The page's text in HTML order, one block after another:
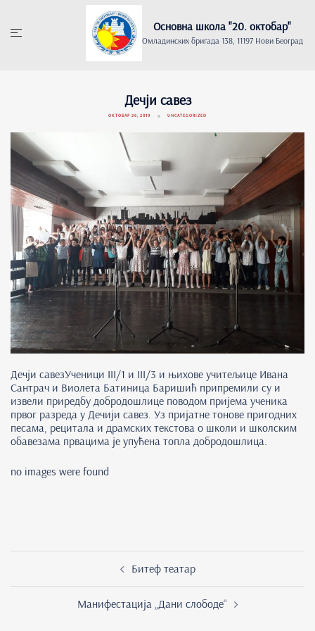
content
Основна школа "20. oктобар"
Омладинских бригада 138, 11197 Нови Београд
Дечји савез
ОКТОБАР 26, 2019 UNCATEGORIZED
Дечји савезУченици III/1 и III/3 и њихове учитељице Ивана
Сантрач и Виолета Батиница Баришић припремили су и
извели приредбу добродошлице поводом пријема ученика
првог разреда у Дечији савез. Уз пријатне тонове пригодних
песама, рецитала и драмских текстова о школи и школским
обавезама првацима је упућена топла добродошлица.
no images were found
Битеф театар
Манифестација „Дани слободе“